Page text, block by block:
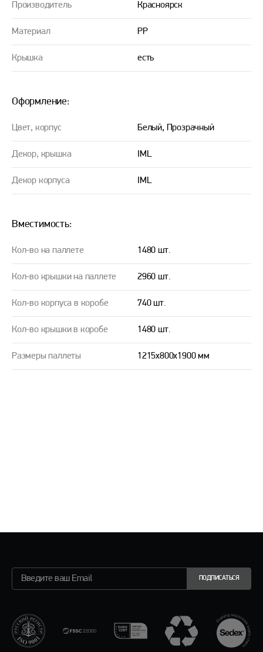
Производитель Красноярск
Материал PP
Крышка есть
Оформление:
Цвет, корпус Белый, Прозрачный
Декор, крышка IML
Декор корпуса IML
Вместимость:
Кол-во на паллете 1480 шт.
Кол-во крышки на паллете 2960 шт.
Кол-во корпуса в коробе 740 шт.
Кол-во крышки в коробе 1480 шт.
Размеры паллеты 1215х800х1900 мм
ПОДПИСАТЬСЯ